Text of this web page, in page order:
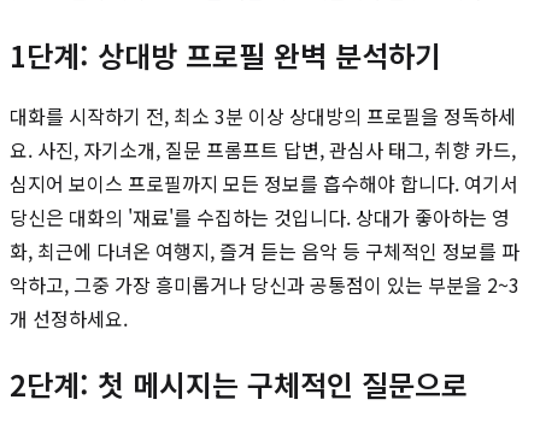
1단계: 상대방 프로필 완벽 분석하기
대화를 시작하기 전, 최소 3분 이상 상대방의 프로필을 정독하세
요. 사진, 자기소개, 질문 프롬프트 답변, 관심사 태그, 취향 카드,
심지어 보이스 프로필까지 모든 정보를 흡수해야 합니다. 여기서
당신은 대화의 '재료'를 수집하는 것입니다. 상대가 좋아하는 영
화, 최근에 다녀온 여행지, 즐겨 듣는 음악 등 구체적인 정보를 파
악하고, 그중 가장 흥미롭거나 당신과 공통점이 있는 부분을 2~3
개 선정하세요.
2단계: 첫 메시지는 구체적인 질문으로